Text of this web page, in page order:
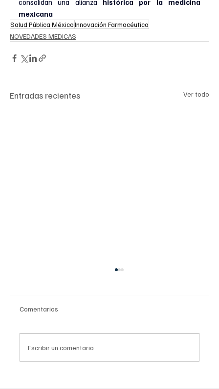
consolidan una alianza
histórica por la medicina
mexicana
Salud Pública MéxicoInnovación Farmacéutica
NOVEDADES MEDICAS
Entradas recientes Ver todo
Comentarios
Escribir un comentario...